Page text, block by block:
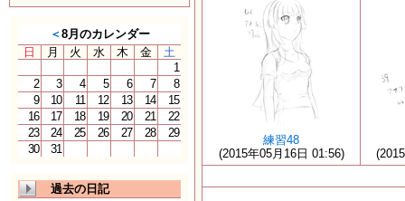
＜8月のカレンダー
日
月 火 水 木 金
土
1
2
3 4 5 6 7
8
9
10 11 12 13 14
15
16
17 18 19 20 21
22
23
24 25 26 27 28
29
30
31
過去の日記
練習48
(2015年05月16日 01:56)